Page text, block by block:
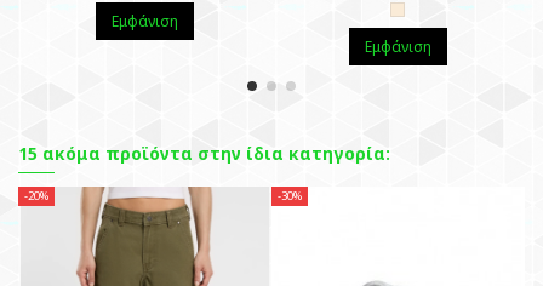
Εμφάνιση
Εμφάνιση
15 ακόμα προϊόντα στην ίδια κατηγορία:
-20% -30%